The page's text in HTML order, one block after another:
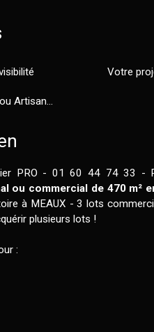
Votre
Activité Commerciale ou Artisanale
PRO - 01 60 44 74 33 -
ou commercial de 470 m²
à MEAUX - 3 lots
plusieurs lots !
: